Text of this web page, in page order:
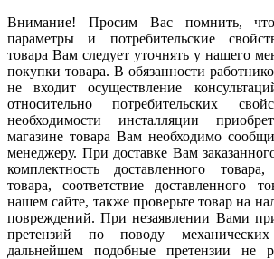
Внимание! Просим Вас помнить, что
параметры и потребительские
товара Вам следует уточнять у нашего
покупки товара. В обязанности
не входит осуществление
относительно потребительских
необходимости инсталляции
магазине товара Вам необходимо
менеджеру. При доставке Вам
комплектность доставленного товара,
товара, соответствие доставленного
нашем сайте, также проверьте товар на
повреждений. При незаявлении Вами
претензий по поводу
дальнейшем подобные претензии не